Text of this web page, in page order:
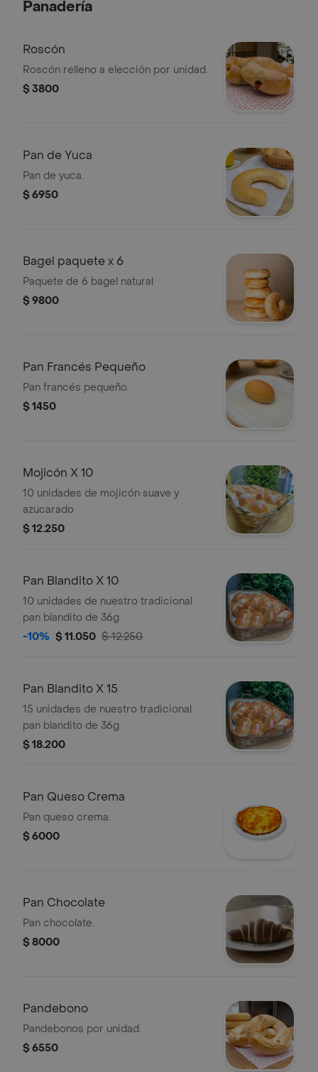
Panadería
Roscón
Roscón relleno a elección por unidad.
$ 3800
Pan de Yuca
Pan de yuca.
$ 6950
Bagel paquete x 6
Paquete de 6 bagel natural
$ 9800
Pan Francés Pequeño
Pan francés pequeño.
$ 1450
Mojicón X 10
10 unidades de mojicón suave y
azucarado
$ 12.250
Pan Blandito X 10
10 unidades de nuestro tradicional
pan blandito de 36g
-10% $ 11.050 $ 12.250
Pan Blandito X 15
15 unidades de nuestro tradicional
pan blandito de 36g
$ 18.200
Pan Queso Crema
Pan queso crema.
$ 6000
Pan Chocolate
Pan chocolate.
$ 8000
Pandebono
Pandebonos por unidad.
$ 6550